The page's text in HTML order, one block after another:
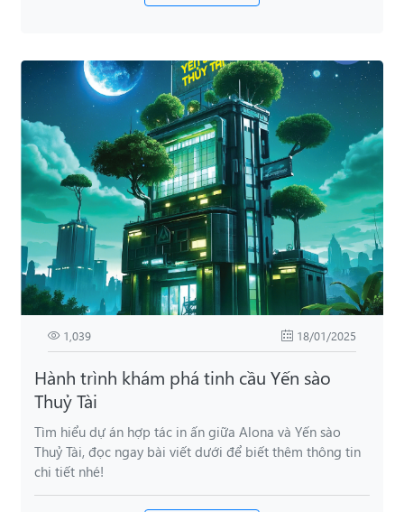
1,039 18/01/2025
Hành trình khám phá tinh cầu Yến sào
Thuỷ Tài
Tìm hiểu dự án hợp tác in ấn giữa Alona và Yến sào
Thuỷ Tài, đọc ngay bài viết dưới để biết thêm thông tin
chi tiết nhé!